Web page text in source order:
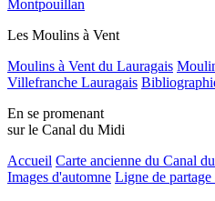
Montpouillan
Les Moulins à Vent
Moulins à Vent du Lauragais
Villefranche Lauragais
En se promenant
sur le Canal du Midi
Accueil Carte ancienne du Canal
Images d'automne Ligne de partage